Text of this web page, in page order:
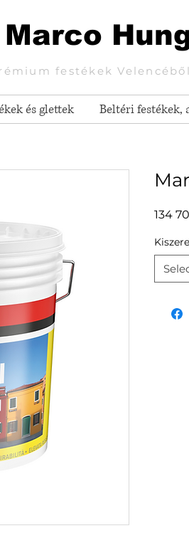
Marco
festékek Velencéből
és glettek Beltéri festékek,
134